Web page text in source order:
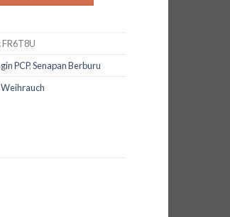
FR6T8U
PCP,Senapan Berburu
Weihrauch